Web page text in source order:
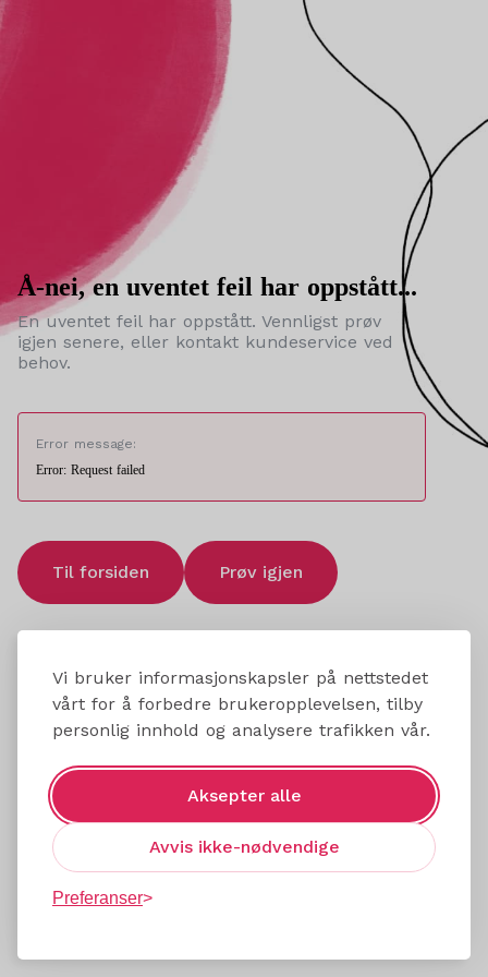
Vi bruker informasjonskapsler på nettstedet
vårt for å forbedre brukeropplevelsen, tilby
personlig innhold og analysere trafikken vår.
Aksepter alle
Avvis ikke-nødvendige
Preferanser
Å-nei, en uventet feil har oppstått...
En uventet feil har oppstått. Vennligst prøv
igjen senere, eller kontakt kundeservice ved
behov.
Error message:
Error: Request failed
Til forsiden Prøv igjen